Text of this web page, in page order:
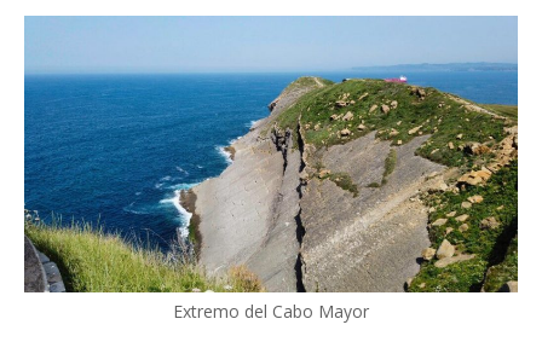
Extremo del Cabo Mayor